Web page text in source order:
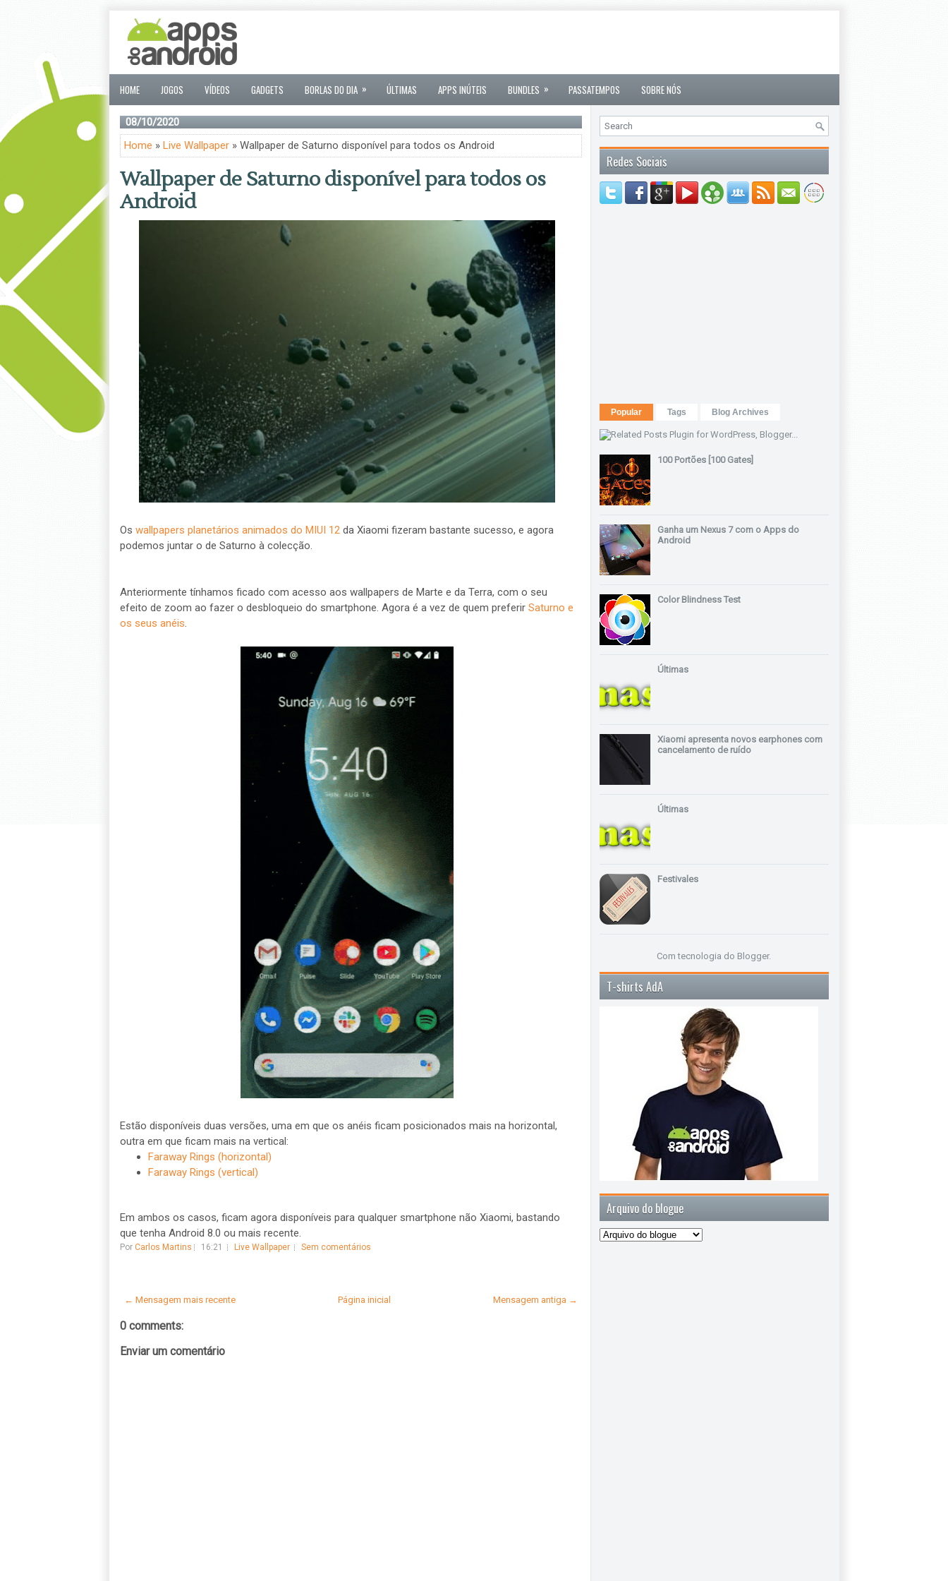
HOME JOGOS VÍDEOS GADGETS BORLAS DO DIA » ÚLTIMAS APPS INÚTEIS BUNDLES » PASSATEMPOS SOBRE NÓS
08/10/2020
Home » Live Wallpaper» Wallpaper de Saturno disponível para todos os Android
Wallpaper de Saturno disponível para todos os
Android
Os wallpapers planetários animados do MIUI 12da Xiaomi fizeram bastante sucesso, e agora
podemos juntar o de Saturno à colecção.
Anteriormente tínhamos ficado com acesso aos wallpapers de Marte e da Terra, com o seu
efeito de zoom ao fazer o desbloqueio do smartphone. Agora é a vez de quem preferir Saturno e
os seus anéis.
Estão disponíveis duas versões, uma em que os anéis ficam posicionados mais na horizontal,
outra em que ficam mais na vertical:
Faraway Rings (horizontal)
Faraway Rings (vertical)
Em ambos os casos, ficam agora disponíveis para qualquer smartphone não Xiaomi, bastando
que tenha Android 8.0 ou mais recente.
Por Carlos Martins 16:21 Live Wallpaper Sem comentários
← Mensagem mais recente Mensagem antiga →
Página inicial
0 comments:
Enviar um comentário
Redes Sociais
Popular Tags Blog Archives
100 Portões [100 Gates]
Ganha um Nexus 7 com o Apps do
Android
Color Blindness Test
Últimas
Xiaomi apresenta novos earphones com
cancelamento de ruído
Últimas
Festivales
Com tecnologia do Blogger.
T-shirts AdA
Arquivo do blogue